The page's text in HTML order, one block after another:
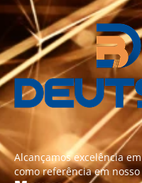
Alcançamos excelência
como referência em